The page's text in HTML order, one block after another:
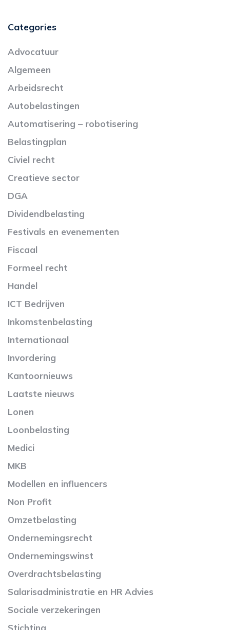
Categories
Advocatuur
Algemeen
Arbeidsrecht
Autobelastingen
Automatisering – robotisering
Belastingplan
Civiel recht
Creatieve sector
DGA
Dividendbelasting
Festivals en evenementen
Fiscaal
Formeel recht
Handel
ICT Bedrijven
Inkomstenbelasting
Internationaal
Invordering
Kantoornieuws
Laatste nieuws
Lonen
Loonbelasting
Medici
MKB
Modellen en influencers
Non Profit
Omzetbelasting
Ondernemingsrecht
Ondernemingswinst
Overdrachtsbelasting
Salarisadministratie en HR Advies
Sociale verzekeringen
Stichting